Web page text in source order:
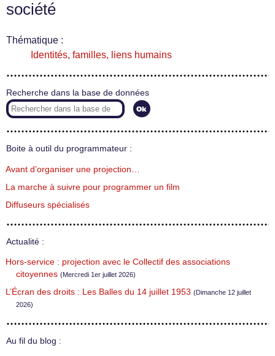
société
Thématique :
Identités, familles, liens humains
Recherche dans la base de données
Boite à outil du programmateur :
Avant d’organiser une projection…
La marche à suivre pour programmer un film
Diffuseurs spécialisés
Actualité :
Hors-service : projection avec le Collectif des associations
citoyennes (Mercredi 1er juillet 2026)
L’Écran des droits : Les Balles du 14 juillet 1953 (Dimanche 12 juillet
2026)
Au fil du blog :